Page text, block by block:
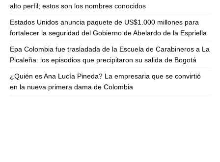
alto perfil; estos son los nombres conocidos
Estados Unidos anuncia paquete de US$1.000 millones para
fortalecer la seguridad del Gobierno de Abelardo de la Espriella
Epa Colombia fue trasladada de la Escuela de Carabineros a La
Picaleña: los episodios que precipitaron su salida de Bogotá
¿Quién es Ana Lucía Pineda? La empresaria que se convirtió
en la nueva primera dama de Colombia